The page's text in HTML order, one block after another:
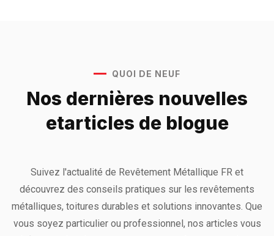
QUOI DE NEUF
Nos dernières nouvelles
etarticles de blogue
Suivez l'actualité de Revêtement Métallique FR et
découvrez des conseils pratiques sur les revêtements
métalliques, toitures durables et solutions innovantes. Que
vous soyez particulier ou professionnel, nos articles vous